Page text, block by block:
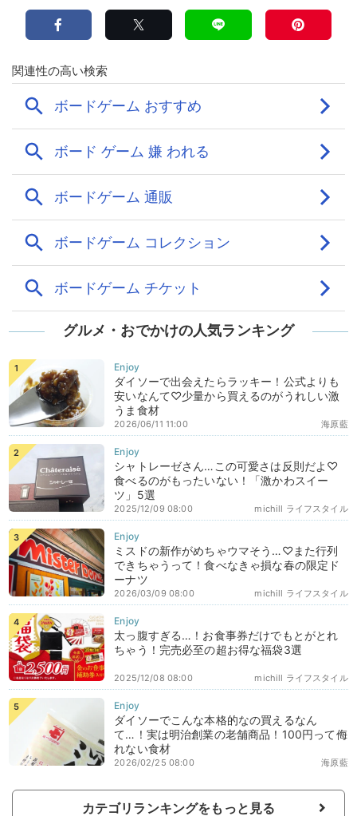
グルメ・おでかけの人気ランキング
ダイソーで出会えたらラッキー！公式よりも
安いなんて♡少量から買えるのがうれしい激
うま食材
海原藍
2026/06/11 11:00
シャトレーゼさん…この可愛さは反則だよ♡
食べるのがもったいない！「激かわスイー
ツ」5選
michill ライフスタイル
2025/12/09 08:00
ミスドの新作がめちゃウマそう…♡また行列
できちゃうって！食べなきゃ損な春の限定ド
ーナツ
michill ライフスタイル
2026/03/09 08:00
太っ腹すぎる…！お食事券だけでもとがとれ
ちゃう！完売必至の超お得な福袋3選
michill ライフスタイル
2025/12/08 08:00
ダイソーでこんな本格的なの買えるなん
て…！実は明治創業の老舗商品！100円って侮
れない食材
海原藍
2026/02/25 08:00
カテゴリランキングをもっと見る